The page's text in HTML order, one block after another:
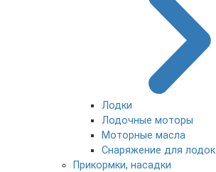
Лодки
Лодочные моторы
Моторные масла
Снаряжение для лодок
Прикормки, насадки